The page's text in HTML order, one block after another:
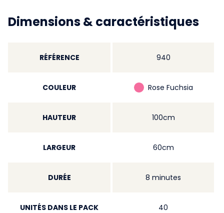
Dimensions & caractéristiques
RÉFÉRENCE 940
COULEUR Rose Fuchsia
HAUTEUR 100cm
LARGEUR 60cm
DURÉE 8 minutes
UNITÉS DANS LE PACK 40